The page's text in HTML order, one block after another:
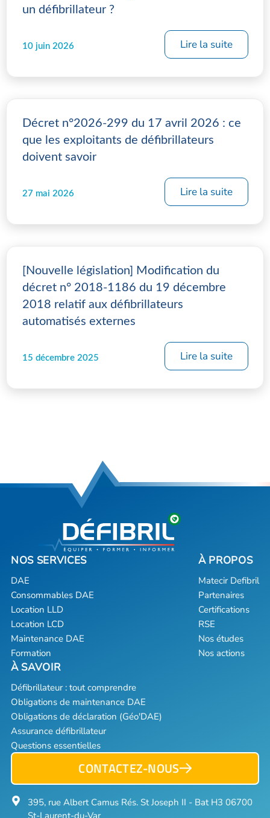
un défibrillateur ?
10 juin 2026 Lire la suite
Décret n°2026-299 du 17 avril 2026 : ce
que les exploitants de défibrillateurs
doivent savoir
27 mai 2026 Lire la suite
[Nouvelle législation] Modification du
décret n° 2018-1186 du 19 décembre
2018 relatif aux défibrillateurs
automatisés externes
15 décembre 2025 Lire la suite
DAE
Consommables DAE
Location LLD
Location LCD
Maintenance DAE
Formation
Matecir Defibril
Partenaires
Certifications
RSE
Nos études
Nos actions
Défibrillateur : tout comprendre
Obligations de maintenance DAE
Obligations de déclaration (Géo'DAE)
Assurance défibrillateur
Questions essentielles
CONTACTEZ-NOUS
395, rue Albert Camus Rés. St Joseph II - Bat H3 06700
St-Laurent-du-Var